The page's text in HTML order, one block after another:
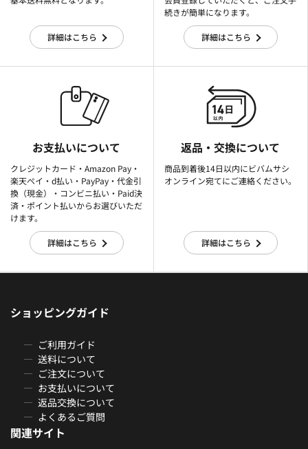
詳細はこちら
続きが簡単になります。
詳細はこちら
お支払いについて
クレジットカード・Amazon Pay・
楽天ぺイ・d払い・PayPay・代金引
換（現金）・コンビニ払い・Paid決
済・ポイント払いからお選びいただ
けます。
詳細はこちら
返品・交換について
商品到着後14日以内にビバムサシ
オンライン宛てにご連絡ください。
詳細はこちら
ショッピングガイド
ご利用ガイド
送料について
ご注文について
お支払いについて
返品交換について
よくあるご質問
関連サイト